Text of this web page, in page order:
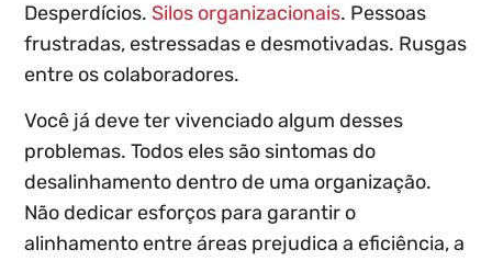
Desperdícios. Silos organizacionais. Pessoas
frustradas, estressadas e desmotivadas. Rusgas
entre os colaboradores.
Você já deve ter vivenciado algum desses
problemas. Todos eles são sintomas do
desalinhamento dentro de uma organização.
Não dedicar esforços para garantir o
alinhamento entre áreas prejudica a eficiência, a